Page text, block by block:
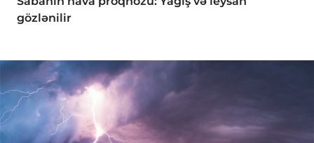
gözlənilir